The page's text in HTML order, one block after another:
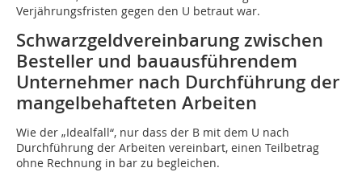
Verjährungsfristen gegen den U betraut war.
Schwarzgeldvereinbarung zwischen
Besteller und bauausführendem
Unternehmer nach Durchführung der
mangelbehafteten Arbeiten
Wie der „Idealfall“, nur dass der B mit dem U nach
Durchführung der Arbeiten vereinbart, einen Teilbetrag
ohne Rechnung in bar zu begleichen.